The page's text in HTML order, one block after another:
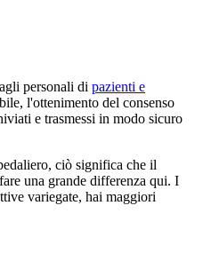
personali di pazienti e
l'ottenimento del consenso
e trasmessi in modo sicuro
ciò significa che il
una grande differenza qui. I
variegate, hai maggiori